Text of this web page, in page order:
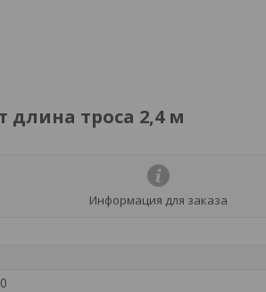
длина троса 2,4 м
Информация для заказа